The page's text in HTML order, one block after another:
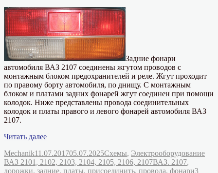
Задние фонари
автомобиля ВАЗ 2107 соединены жгутом проводов с
монтажным блоком предохранителей и реле. Жгут проходит
по правому борту автомобиля, по днищу. С монтажным
блоком и платами задних фонарей жгут соединен при помощи
колодок. Ниже представлены провода соединительных
колодок и платы правого и левого фонарей автомобиля ВАЗ
2107.
Читать далее«Провода
платы
задних
фонарей
Автор
MechanikОпубликовано
11.07.201705.07.2025Рубрики
Схемы, Электрооборудование
ВАЗ 2101, 2102, 2103, 2104, 2105, 2106, 2107Метки
ВАЗ. 2107,
дорожки, задние, платы, присоединить, провода, фонари3